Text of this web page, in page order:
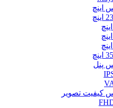
اینچ
پنل
کیفیت تصویر